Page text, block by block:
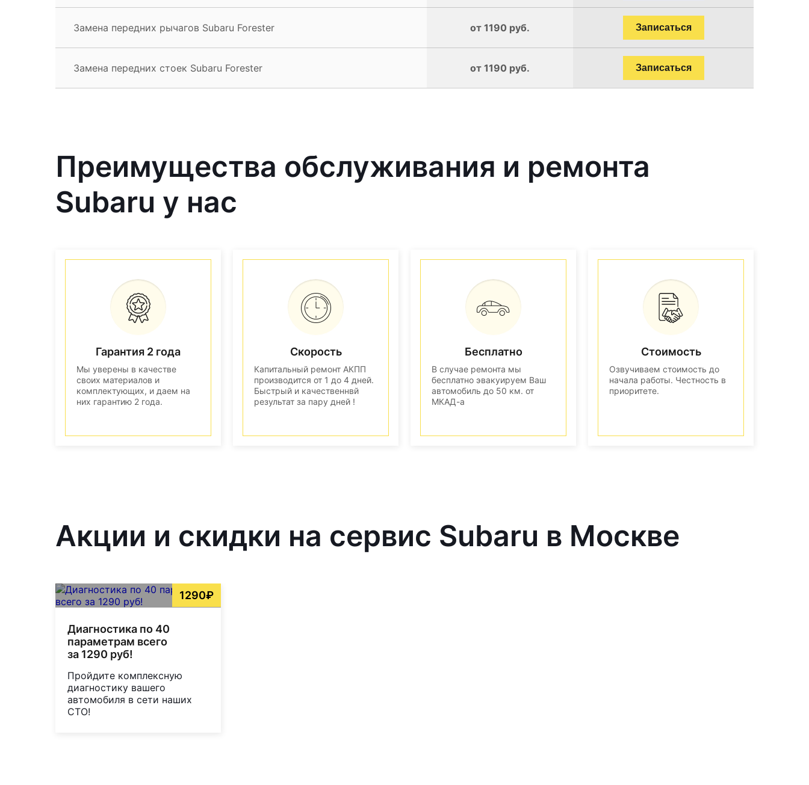
Замена передних рычагов Subaru Forester от 1190 руб. Записаться
Замена передних стоек Subaru Forester от 1190 руб. Записаться
Преимущества обслуживания и ремонта
Subaru у нас
Гарантия 2 года
Мы уверены в качестве
своих материалов и
комплектующих, и даем на
них гарантию 2 года.
Скорость
Капитальный ремонт АКПП
производится от 1 до 4 дней.
Быстрый и качественнвй
результат за пару дней !
Бесплатно
В случае ремонта мы
бесплатно эвакуируем Ваш
автомобиль до 50 км. от
МКАД-а
Стоимость
Озвучиваем стоимость до
начала работы. Честность в
приоритете.
Акции и скидки на сервис Subaru в Москве
1290₽
Диагностика по 40
параметрам всего
за 1290 руб!
Пройдите комплексную
диагностику вашего
автомобиля в сети наших
СТО!